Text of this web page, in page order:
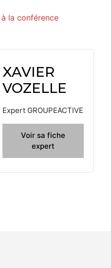
la conférence
XAVIER
VOZELLE
Expert GROUPEACTIVE
Voir sa fiche
expert